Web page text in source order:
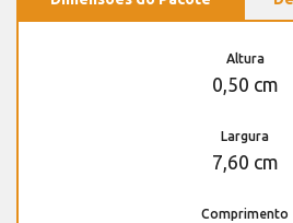
Altura
0,50 cm
Largura
7,60 cm
Comprimento